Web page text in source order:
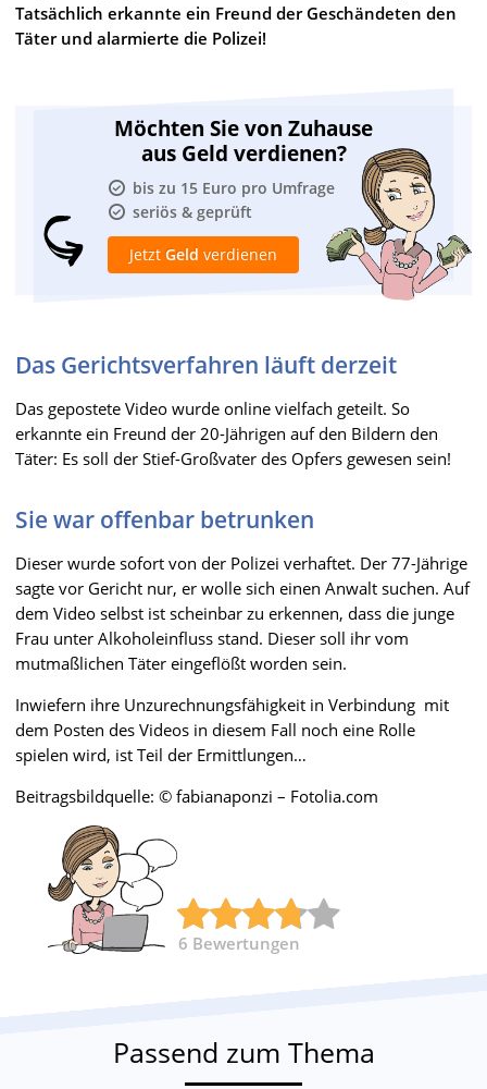
Tatsächlich erkannte ein Freund der Geschändeten den
Täter und alarmierte die Polizei!
Möchten Sie von Zuhause
aus Geld verdienen?
bis zu 15 Euro pro Umfrage
seriös & geprüft
Jetzt Geld verdienen
Das Gerichtsverfahren läuft derzeit
Das gepostete Video wurde online vielfach geteilt. So
erkannte ein Freund der 20-Jährigen auf den Bildern den
Täter: Es soll der Stief-Großvater des Opfers gewesen sein!
Sie war offenbar betrunken
Dieser wurde sofort von der Polizei verhaftet. Der 77-Jährige
sagte vor Gericht nur, er wolle sich einen Anwalt suchen. Auf
dem Video selbst ist scheinbar zu erkennen, dass die junge
Frau unter Alkoholeinfluss stand. Dieser soll ihr vom
mutmaßlichen Täter eingeflößt worden sein.
Inwiefern ihre Unzurechnungsfähigkeit in Verbindung mit
dem Posten des Videos in diesem Fall noch eine Rolle
spielen wird, ist Teil der Ermittlungen…
Beitragsbildquelle: © fabianaponzi – Fotolia.com
6 Bewertungen
Passend zum Thema